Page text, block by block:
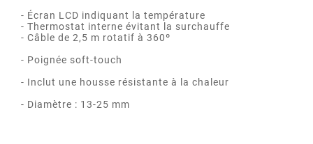
- Écran LCD indiquant la température
- Thermostat interne évitant la surchauffe
- Câble de 2,5 m rotatif à 360º
- Poignée soft-touch
- Inclut une housse résistante à la chaleur
- Diamètre : 13-25 mm